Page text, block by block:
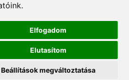
Elfogadom
Elutasítom
Beállítások megváltoztatása